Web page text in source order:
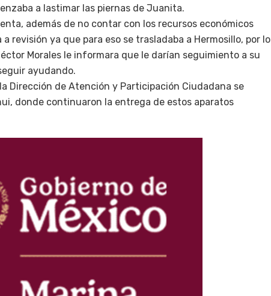
a lastimar las piernas de Juanita.
además de no contar con los recursos económicos
revisión ya que para eso se trasladaba a Hermosillo, por lo
Morales le informara que le darían seguimiento a su
ayudando.
Dirección de Atención y Participación Ciudadana se
donde continuaron la entrega de estos aparatos